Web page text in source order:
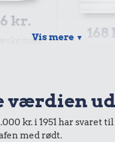
kr.
168
Vis mere ▼
værdien
kr. i 1951 har svaret
med rødt.